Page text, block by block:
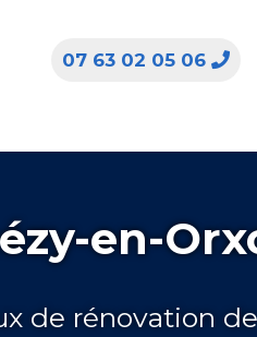
07 63 02 05 06
en-
de rénovation de